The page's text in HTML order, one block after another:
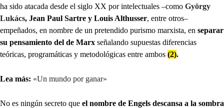
ha sido atacada desde el siglo XX por intelectuales –como György
Lukács, Jean Paul Sartre y Louis Althusser, entre otros–
empeñados, en nombre de un pretendido purismo marxista, en separar
su pensamiento del de Marx señalando supuestas diferencias
teóricas, programáticas y metodológicas entre ambos (2).
Lea más: «Un mundo por ganar»
No es ningún secreto que el nombre de Engels descansa a la sombra